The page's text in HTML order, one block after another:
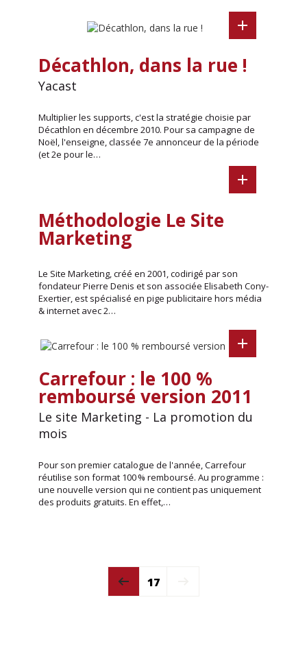
Décathlon, dans la rue !
Yacast
Multiplier les supports, c'est la stratégie choisie par
Décathlon en décembre 2010. Pour sa campagne de
Noël, l'enseigne, classée 7e annonceur de la période
(et 2e pour le…
Méthodologie Le Site
Marketing
Le Site Marketing, créé en 2001, codirigé par son
fondateur Pierre Denis et son associée Elisabeth Cony-
Exertier, est spécialisé en pige publicitaire hors média
& internet avec 2…
Carrefour : le 100 %
remboursé version 2011
Le site Marketing - La promotion du
mois
Pour son premier catalogue de l'année, Carrefour
réutilise son format 100 % remboursé. Au programme :
une nouvelle version qui ne contient pas uniquement
des produits gratuits. En effet,…
17